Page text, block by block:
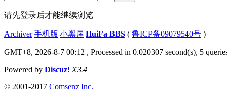
请先登录后才能继续浏览
Archiver|手机版|小黑屋|HuiFa BBS ( 鲁ICP备09079540号 )
GMT+8, 2026-8-7 00:12 , Processed in 0.020307 second(s), 5
Powered by Discuz! X3.4
© 2001-2017 Comsenz Inc.